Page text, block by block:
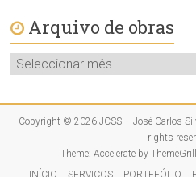
Arquivo de obras
Arquivo
de
Copyright © 2026 JCSS – José Carlos
rights
Theme: Accelerateby
INÍCIO
SERVIÇOS PORTEFÓLIO